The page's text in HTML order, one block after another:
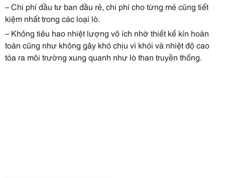
– Chi phí đầu tư ban đầu rẻ, chi phí cho từng mẻ cũng tiết
kiệm nhất trong các loại lò.
– Không tiêu hao nhiệt lượng vô ích nhờ thiết kế kín hoàn
toàn cũng như không gây khó chịu vì khói và nhiệt độ cao
tỏa ra môi trường xung quanh như lò than truyền thống.